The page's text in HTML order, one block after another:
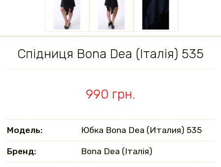
Спідниця Bona Dea (Італія) 535
990 грн.
Модель: Юбка Bona Dea (Италия) 535
Бренд: Bona Dea (Італія)